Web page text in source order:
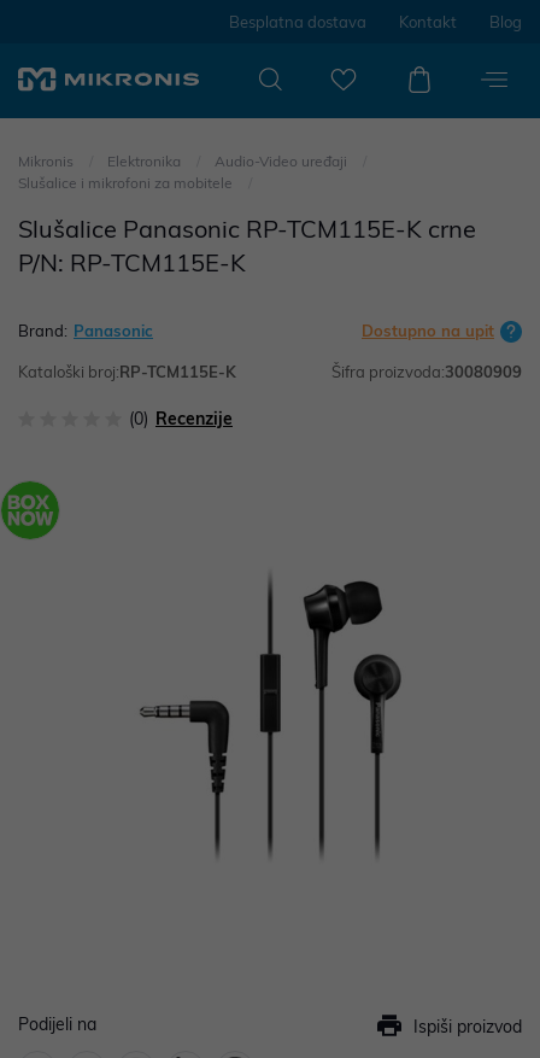
Besplatna dostava Kontakt Blog
Mikronis Elektronika
Audio-Video uređaji
Slušalice i mikrofoni za mobitele
Slušalice Panasonic RP-TCM115E-K crne
P/N: RP-TCM115E-K
Brand: Panasonic Dostupno na upit
Kataloški broj:RP-TCM115E-K Šifra proizvoda:30080909
(0) Recenzije
Podijeli na Ispiši proizvod